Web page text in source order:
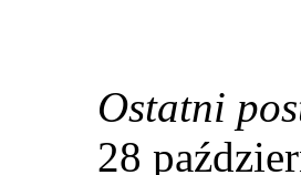
Ostatni
28